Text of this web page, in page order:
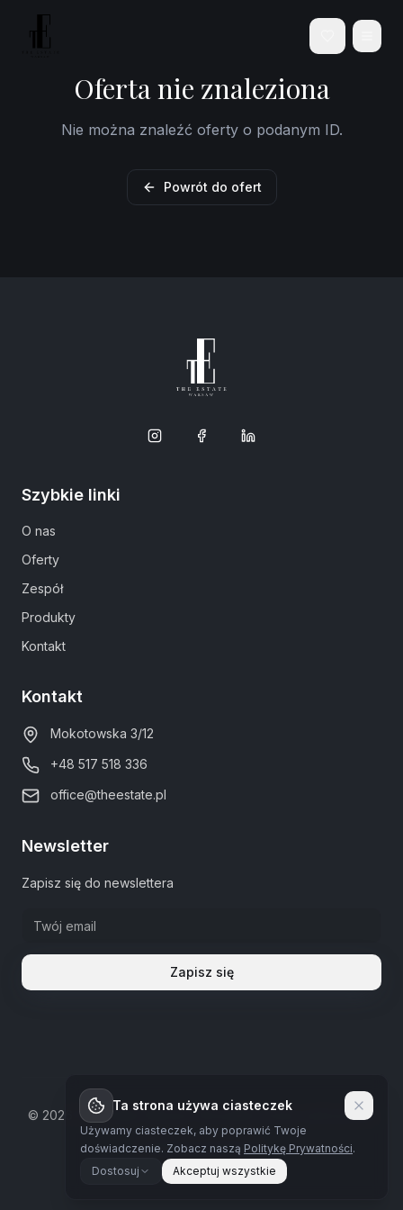
Oferta nie znaleziona
Nie można znaleźć oferty o podanym ID.
Powrót do ofert
Szybkie linki
O nas
Oferty
Zespół
Produkty
Kontakt
Kontakt
Mokotowska 3/12
+48 517 518 336
office@theestate.pl
Newsletter
Zapisz się do newslettera
Zapisz się
© 2026 The Estate Warsaw.Wszystkie prawa zastrzeżone
Polityka prywatności
Ta strona używa ciasteczek
Używamy ciasteczek, aby poprawić Twoje
doświadczenie. Zobacz naszą Politykę Prywatności.
Dostosuj
Akceptuj wszystkie